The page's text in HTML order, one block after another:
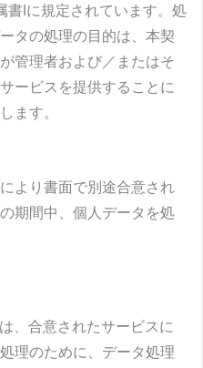
書Iに規定されています。処
タの処理の目的は、本契
管理者および／またはそ
ービスを提供することに
ます。
より書面で別途合意され
期間中、個人データを処
、合意されたサービスに
理のために、データ処理